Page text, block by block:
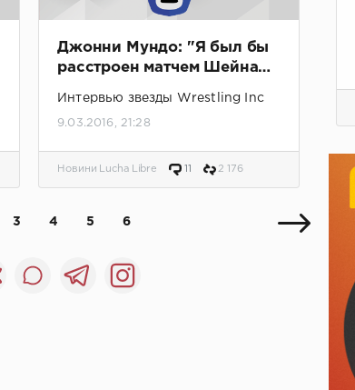
Джонни Мундо: "Я был бы
расстроен матчем Шейна
ростера"
Интервью звезды Wrestling Inc
9.03.2016, 21:28
Новини Lucha Libre 11 2 176
3 4 5 6